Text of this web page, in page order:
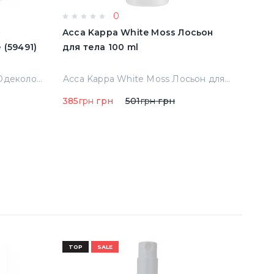
(59491)
Abercrombie & Fitch Fierce Одеколон 50 ml примятые (59491)
0
Acca Kappa White Moss Лосьон
для тела 100 ml
Acca Kappa White Moss Лосьон для тела 100 ml
385грн грн 501грнгрн
TOP SALE